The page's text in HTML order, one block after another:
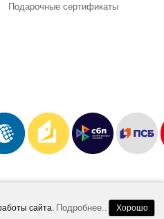
сайта. Подробнее.. Хорошо
Подарочные сертификаты